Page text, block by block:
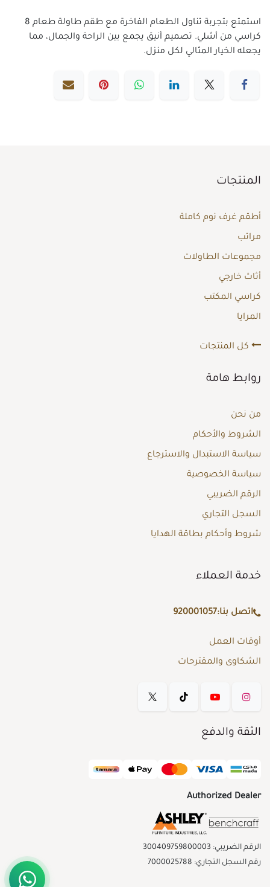
استمتع بتجربة تناول الطعام الفاخرة مع طقم طاولة طعام 8
كراسي من أشلي. تصميم أنيق يجمع بين الراحة والجمال، مما
يجعله الخيار المثالي لكل منزل.
المنتجات
أطقم غرف نوم كاملة
مراتب
مجموعات الطاولات
أثاث خارجي
كراسي المكتب
المرايا
كل المنتجات
روابط هامة
من نحن
الشروط والأحكام
سياسة الاستبدال والاسترجاع
سياسة الخصوصية
الرقم الضريبي
السجل التجاري
شروط وأحكام بطاقة الهدايا
خدمة العملاء
اتصل بنا:920001057
أوقات العمل
الشكاوى والمقترحات
الثقة والدفع
Authorized Dealer
الرقم الضريبي: 300409759800003
رقم السجل التجاري: 7000025788